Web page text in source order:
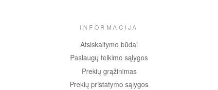
INFORMACIJA
Atsiskaitymo būdai
Paslaugų teikimo sąlygos
Prekių grąžinimas
Prekių pristatymo sąlygos